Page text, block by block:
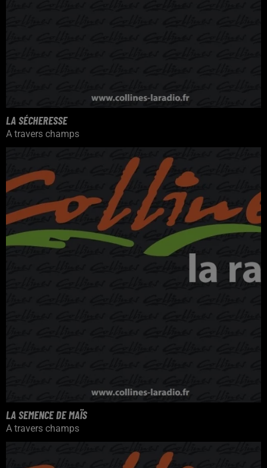
LA SÉCHERESSE
A travers champs
LA SEMENCE DE MAÏS
A travers champs